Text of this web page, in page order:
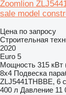
Zoomlion
sale model
Цена по запросу
Строительная
2020
Euro 5
Мощность 315 кВт
8x4 Подвеска
ZLJ5441THBBE, 6
400 л Давление 11